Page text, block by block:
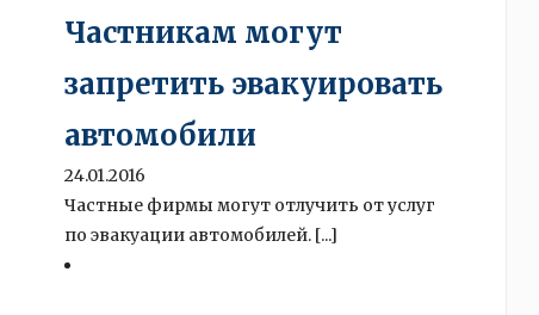
Частникам могут
запретить эвакуировать
автомобили
24.01.2016
Частные фирмы могут отлучить от услуг
по эвакуации автомобилей. [...]